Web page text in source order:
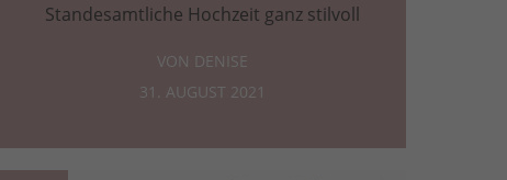
Standesamtliche Hochzeit ganz stilvoll
VON DENISE
31. AUGUST 2021